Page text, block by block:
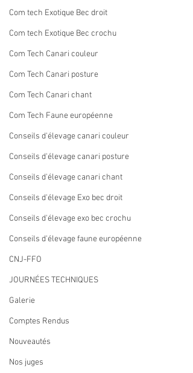
Com tech Exotique Bec droit
Com tech Exotique Bec crochu
Com Tech Canari couleur
Com Tech Canari posture
Com Tech Canari chant
Com Tech Faune européenne
Conseils d'élevage canari couleur
Conseils d'élevage canari posture
Conseils d'élevage canari chant
Conseils d'élevage Exo bec droit
Conseils d'élevage exo bec crochu
Conseils d'élevage faune européenne
CNJ-FFO
JOURNÉES TECHNIQUES
Galerie
Comptes Rendus
Nouveautés
Nos juges